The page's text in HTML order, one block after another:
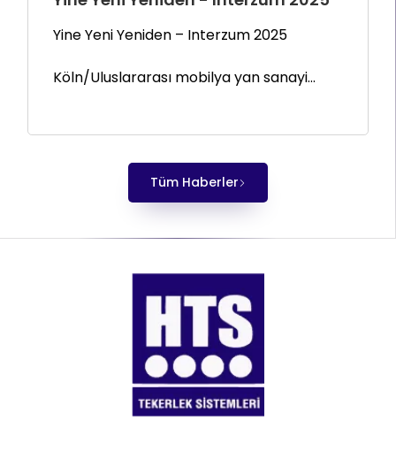
Yine Yeni Yeniden – Interzum 2025
Köln/Uluslararası mobilya yan sanayi...
Tüm Haberler